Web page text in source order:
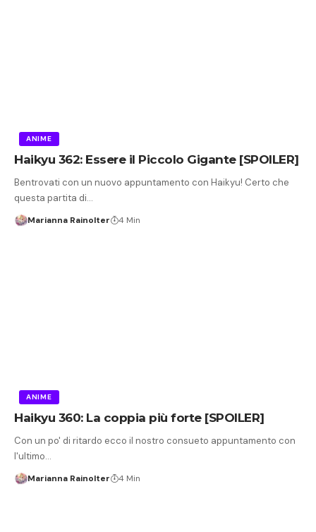
ANIME
Haikyu 362: Essere il Piccolo Gigante [SPOILER]
Bentrovati con un nuovo appuntamento con Haikyu! Certo che
questa partita di…
Marianna Rainolter 4 Min
ANIME
Haikyu 360: La coppia più forte [SPOILER]
Con un po' di ritardo ecco il nostro consueto appuntamento con
l'ultimo…
Marianna Rainolter 4 Min